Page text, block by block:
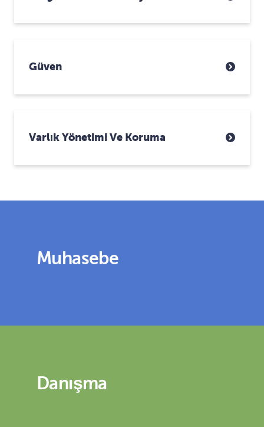
Güven
Varlık Yönetimi Ve Koruma
Muhasebe
Danışma